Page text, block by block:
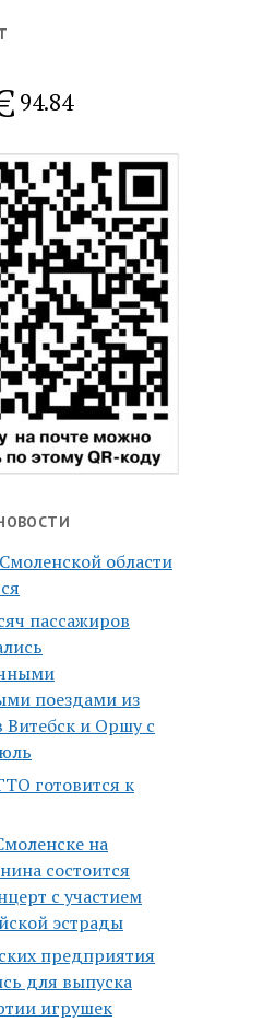
94.84
области
пассажиров
поездами из
Витебск и Оршу с
готовится к
на
состоится
с участием
эстрады
предприятия
для выпуска
игрушек